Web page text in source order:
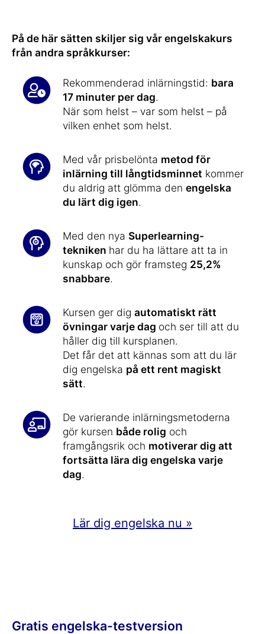
På de här sätten skiljer sig vår engelskakurs
från andra språkkurser:
Rekommenderad inlärningstid: bara
17 minuter per dag.
När som helst – var som helst – på
vilken enhet som helst.
Med vår prisbelönta metod för
inlärning till långtidsminnet kommer
du aldrig att glömma den engelska
du lärt dig igen.
Med den nya Superlearning-
tekniken har du ha lättare att ta in
kunskap och gör framsteg 25,2%
snabbare.
Kursen ger dig automatiskt rätt
övningar varje dag och ser till att du
håller dig till kursplanen.
Det får det att kännas som att du lär
dig engelska på ett rent magiskt
sätt.
De varierande inlärningsmetoderna
gör kursen både rolig och
framgångsrik och motiverar dig att
fortsätta lära dig engelska varje
dag.
Lär dig engelska nu »
Gratis engelska-testversion